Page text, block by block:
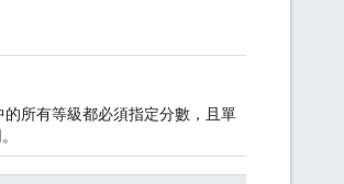
所有等級都必須指定分數，且單